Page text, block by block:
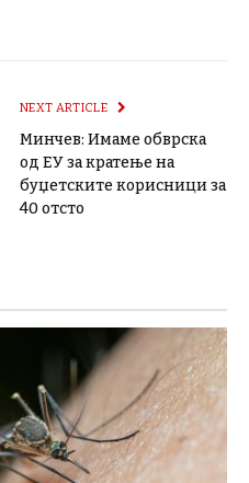
NEXT ARTICLE
Минчев: Имаме обврска
од ЕУ за кратење на
буџетските корисници за
40 отсто